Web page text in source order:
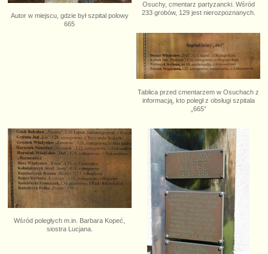
Autor w miejscu, gdzie był szpital polowy
665
Osuchy, cmentarz partyzancki. Wśród
233 grobów, 129 jest nierozpoznanych.
Tablica przed cmentarzem w Osuchach z
informacją, kto poległ z obsługi szpitala
„665”
Wśród poległych m.in. Barbara Kopeć,
siostra Lucjana.